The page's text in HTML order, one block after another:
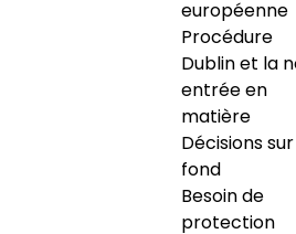
européenne
Procédure
Dublin et la
entrée en
matière
Décisions
fond
Besoin de
protection